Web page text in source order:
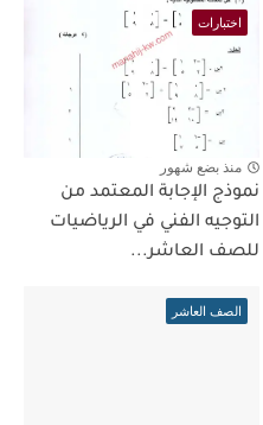
اختبارات
منذ بضع شهور
نموذج الإجابة المعتمد من
التوجيه الفني في الرياضيات
للصف العاشر...
الصف العاشر